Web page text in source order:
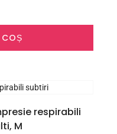
respirabili
M